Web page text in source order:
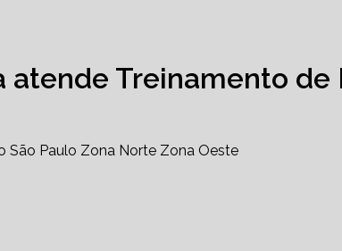
atende Treinamento
São Paulo Zona Norte Zona Oeste